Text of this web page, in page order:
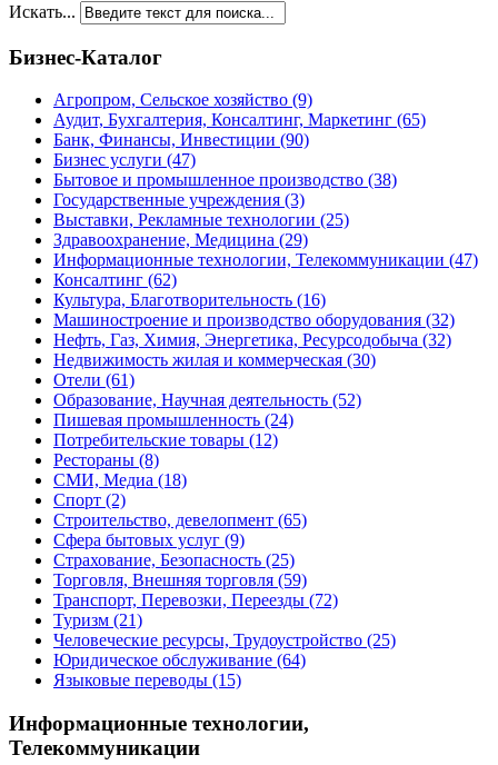
Искать...
Бизнес-Каталог
Агропром, Сельское хозяйство (9)
Аудит, Бухгалтерия, Консалтинг, Маркетинг (65)
Банк, Финансы, Инвестиции (90)
Бизнес услуги (47)
Бытовое и промышленное производство (38)
Государственные учреждения (3)
Выставки, Рекламные технологии (25)
Здравоохранение, Медицина (29)
Информационные технологии, Телекоммуникации (47)
Консалтинг (62)
Культура, Благотворительность (16)
Машиностроение и производство оборудования (32)
Нефть, Газ, Химия, Энергетика, Ресурсодобыча (32)
Недвижимость жилая и коммерческая (30)
Отели (61)
Образование, Научная деятельность (52)
Пишевая промышленность (24)
Потребительские товары (12)
Рестораны (8)
СМИ, Медиа (18)
Спорт (2)
Строительство, девелопмент (65)
Сфера бытовых услуг (9)
Страхование, Безопасность (25)
Торговля, Внешняя торговля (59)
Транспорт, Перевозки, Переезды (72)
Туризм (21)
Человеческие ресурсы, Трудоустройство (25)
Юридическое обслуживание (64)
Языковые переводы (15)
Информационные технологии,
Телекоммуникации